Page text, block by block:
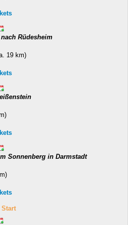
Rüdesheim
19 km)
Sonnenberg in Darmstadt
Start